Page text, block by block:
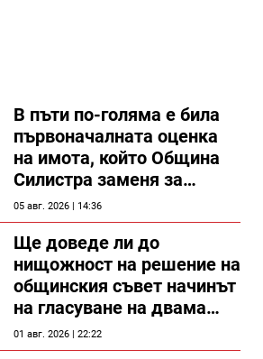
В пъти по-голяма е била
първоначалната оценка
на имота, който Община
Силистра заменя за
спирка, показват
документи
05 авг. 2026 | 14:36
Ще доведе ли до
нищожност на решение на
общинския съвет начинът
на гласуване на двама
съветници в Силистра?
01 авг. 2026 | 22:22